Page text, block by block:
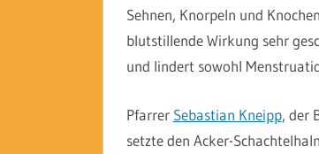
Sehnen, Knorpeln und
blutstillende Wirkung sehr
und lindert sowohl
Pfarrer Sebastian Kneipp, der
setzte den Acker-